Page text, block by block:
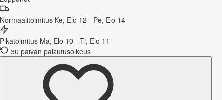
Normaalitoimitus Ke, Elo 12 - Pe, Elo 14
Pikatoimitus Ma, Elo 10 - Ti, Elo 11
30 päivän palautusoikeus